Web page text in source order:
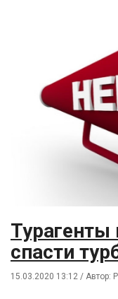
Турагенты
спасти
15.03.2020 13:12 / Автор: